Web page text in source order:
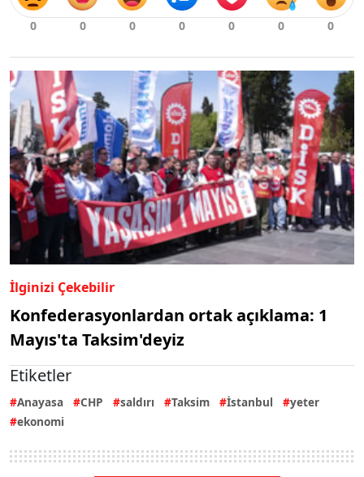
İlginizi Çekebilir
Konfederasyonlardan ortak açıklama: 1
Mayıs'ta Taksim'deyiz
Etiketler
Anayasa CHP saldırı Taksim İstanbul
yeter
ekonomi